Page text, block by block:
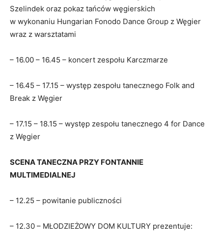
Szelindek oraz pokaz tańców węgierskich
w wykonaniu Hungarian Fonodo Dance Group z Węgier
wraz z warsztatami
– 16.00 – 16.45 – koncert zespołu Karczmarze
– 16.45 – 17.15 – występ zespołu tanecznego Folk and
Break z Węgier
– 17.15 – 18.15 – występ zespołu tanecznego 4 for Dance
z Węgier
SCENA TANECZNA PRZY FONTANNIE
MULTIMEDIALNEJ
– 12.25 – powitanie publiczności
– 12.30 – MŁODZIEŻOWY DOM KULTURY prezentuje: